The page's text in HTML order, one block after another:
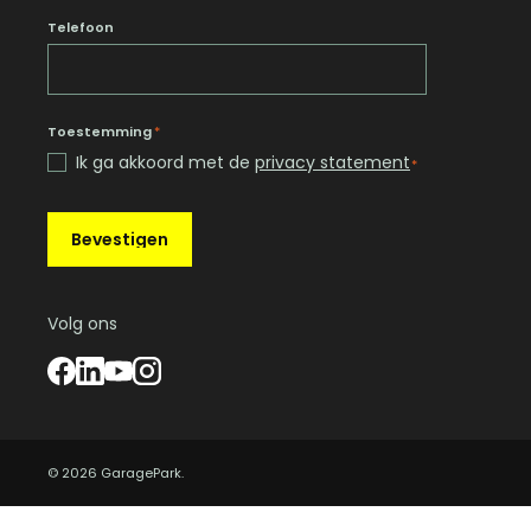
Telefoon
Toestemming*
Ik ga akkoord met de privacy statement*
Bevestigen
Volg ons
© 2026 GaragePark.